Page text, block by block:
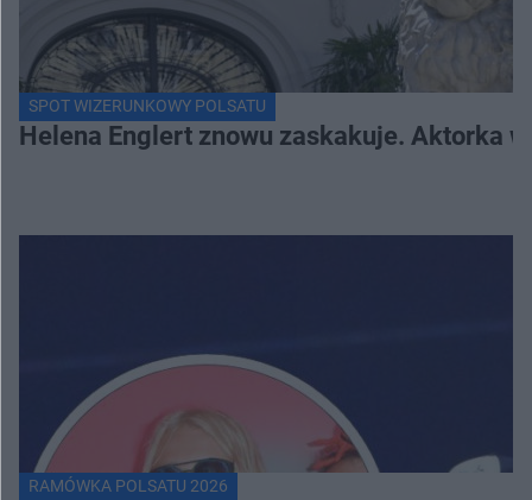
SPOT WIZERUNKOWY POLSATU
Helena Englert znowu zaskakuje. Aktorka
RAMÓWKA POLSATU 2026